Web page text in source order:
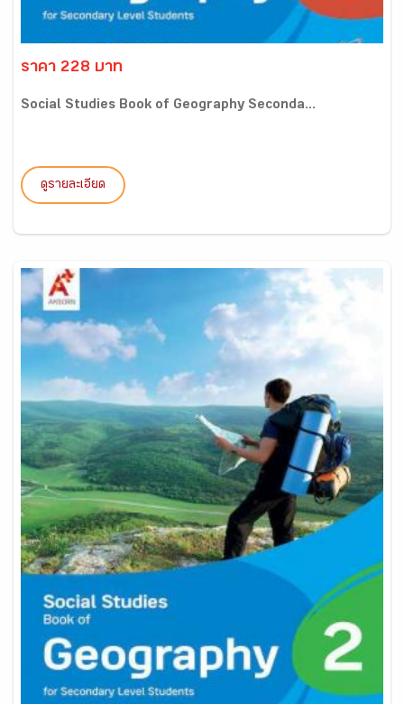
ราคา 228 บาท
Social Studies Book of Geography Seconda...
ดูรายละเอียด